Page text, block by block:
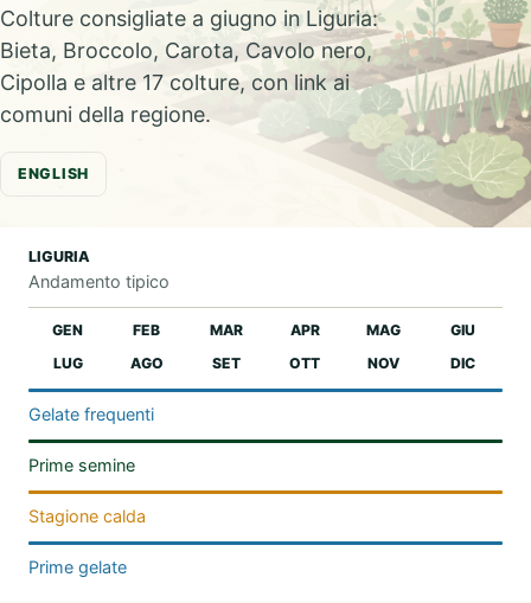
Colture consigliate a giugno in Liguria:
Bieta, Broccolo, Carota, Cavolo nero,
Cipolla e altre 17 colture, con link ai
comuni della regione.
ENGLISH
LIGURIA
Andamento tipico
GEN FEB MAR APR MAG
GIU
LUG
AGO SET OTT NOV DIC
Gelate frequenti
Prime semine
Stagione calda
Prime gelate